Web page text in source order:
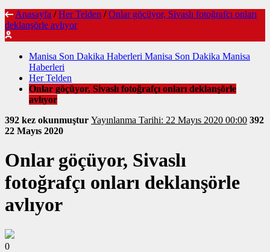
Anasayfa / Her Telden / Onlar göçüyor, Sivaslı fotoğrafçı onları
deklanşörle avlıyor
Manisa Son Dakika Haberleri Manisa Son Dakika Manisa
Haberleri
Her Telden
Onlar göçüyor, Sivaslı fotoğrafçı onları deklanşörle
avlıyor
392 kez okunmuştur Yayınlanma Tarihi: 22 Mayıs 2020 00:00 392
22 Mayıs 2020
Onlar göçüyor, Sivaslı
fotoğrafçı onları deklanşörle
avlıyor
0